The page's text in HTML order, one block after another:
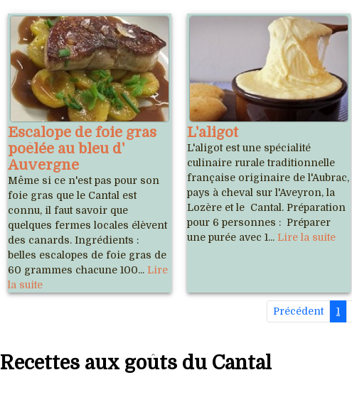
Escalope de foie gras
poêlée au bleu d'
Auvergne
Même si ce n'est pas pour son
foie gras que le Cantal est
connu, il faut savoir que
quelques fermes locales élèvent
des canards. Ingrédients :
belles escalopes de foie gras de
60 grammes chacune 100... Lire
la suite
L'aligot
L'aligot est une spécialité
culinaire rurale traditionnelle
française originaire de l'Aubrac,
pays à cheval sur l'Aveyron, la
Lozère et le Cantal. Préparation
pour 6 personnes : Préparer
une purée avec 1... Lire la suite
Précédent 1
Recettes aux goûts du Cantal